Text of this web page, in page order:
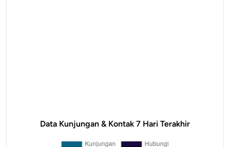
Data Kunjungan & Kontak 7 Hari Terakhir